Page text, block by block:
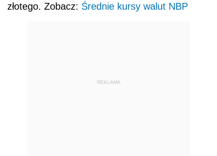
złotego. Zobacz: Średnie kursy walut NBP
REKLAMA